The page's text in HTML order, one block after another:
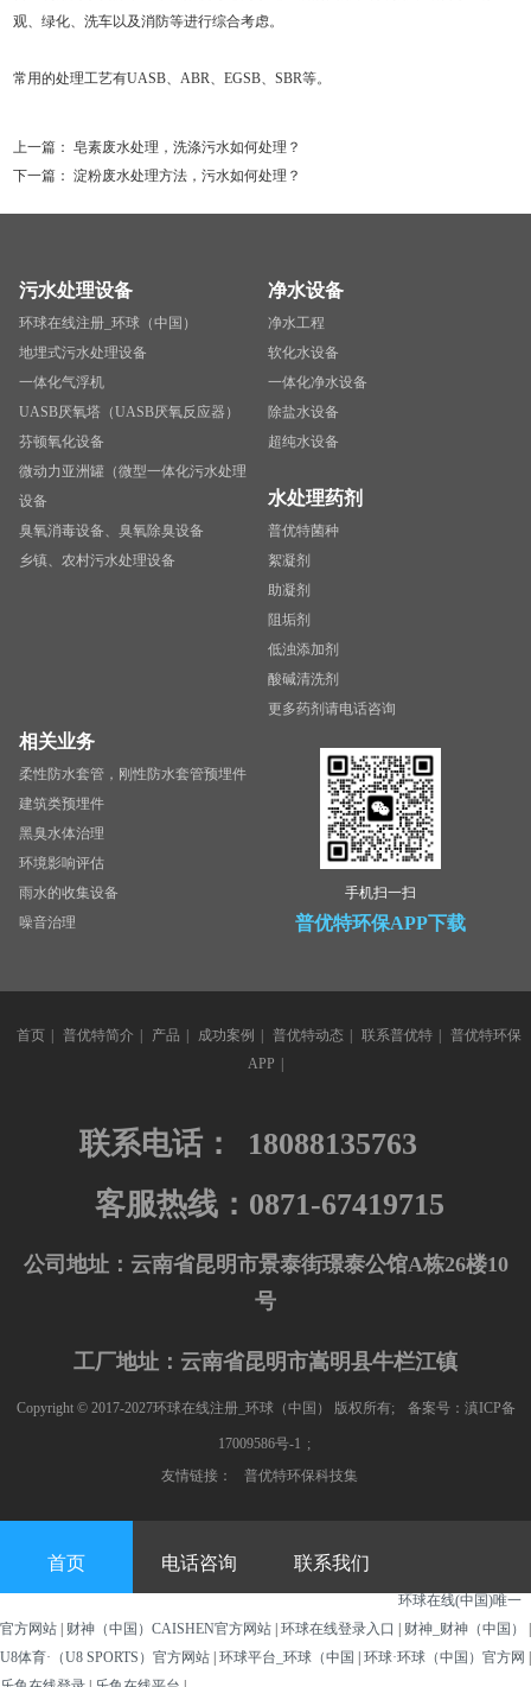
观、绿化、洗车以及消防等进行综合考虑。
常用的处理工艺有UASB、ABR、EGSB、SBR等。
上一篇： 皂素废水处理，洗涤污水如何处理？
下一篇： 淀粉废水处理方法，污水如何处理？
污水处理设备
环球在线注册_环球（中国）
地埋式污水处理设备
一体化气浮机
UASB厌氧塔（UASB厌氧反应器）
芬顿氧化设备
微动力亚洲罐（微型一体化污水处理
设备
臭氧消毒设备、臭氧除臭设备
乡镇、农村污水处理设备
净水设备
净水工程
软化水设备
一体化净水设备
除盐水设备
超纯水设备
水处理药剂
普优特菌种
絮凝剂
助凝剂
阻垢剂
低浊添加剂
酸碱清洗剂
更多药剂请电话咨询
相关业务
柔性防水套管，刚性防水套管预埋件
建筑类预埋件
黑臭水体治理
环境影响评估
雨水的收集设备
噪音治理
手机扫一扫
普优特环保APP下载
首页 | 普优特简介 | 产品 | 成功案例 | 普优特动态 | 联系普优特 | 普优特环保
APP |
联系电话：
18088135763
客服热线：0871-67419715
公司地址：云南省昆明市景泰街璟泰公馆A栋26楼10
号
工厂地址：云南省昆明市嵩明县牛栏江镇
Copyright © 2017-2027环球在线注册_环球（中国） 版权所有; 备案号：滇ICP备
17009586号-1 ;
友情链接：
普优特环保科技集
首页 电话咨询 联系我们
环球在线(中国)唯一
官方网站 | 财神（中国）CAISHEN官方网站 | 环球在线登录入口 | 财神_财神（中国）
|
U8体育·（U8 SPORTS）官方网站 | 环球平台_环球（中国 | 环球·环球（中国）官方网 |